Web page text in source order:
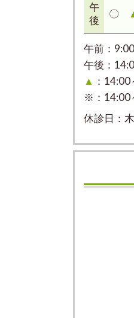
午
後
〇
午前：
午後：
▲ ：
※：14:00
休診日：